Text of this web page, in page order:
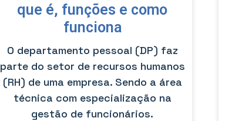
que é, funções e como
funciona
O departamento pessoal (DP) faz
parte do setor de recursos humanos
(RH) de uma empresa. Sendo a área
técnica com especialização na
gestão de funcionários.